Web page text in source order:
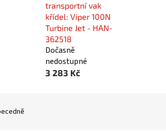
transportní vak
křídel: Viper 100N
Turbine Jet - HAN-
362518
Dočasně
nedostupné
3 283 Kč